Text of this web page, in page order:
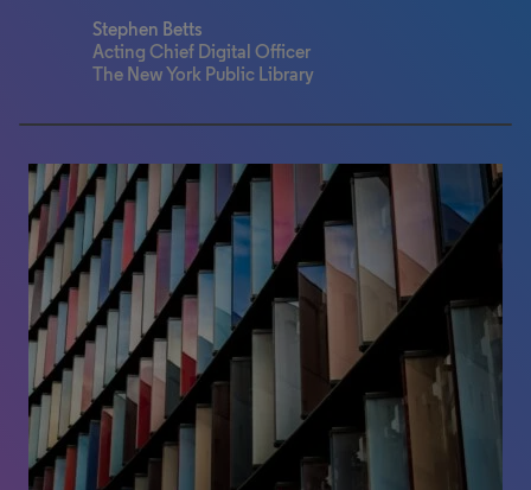
Stephen Betts
Acting Chief Digital Officer
The New York Public Library